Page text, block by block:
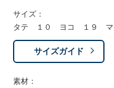
サイズ：
タテ １０ ヨコ １９ マ
サイズガイド
素材：